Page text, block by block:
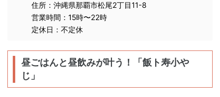
住所：沖縄県那覇市松尾2丁目11-8
営業時間：15時〜22時
定休日：不定休
昼ごはんと昼飲みが叶う！「飯ト寿小や
じ」